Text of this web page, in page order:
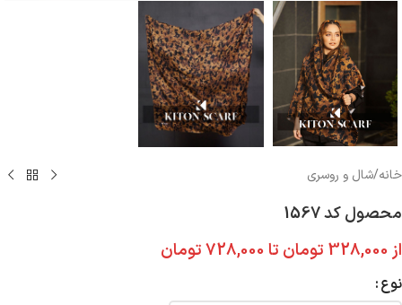
خانه/شال و روسری
محصول کد 1567
از 328,000 تومان تا 728,000تومان
نوع